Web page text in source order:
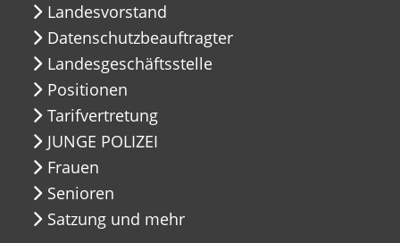
Landesvorstand
Datenschutzbeauftragter
Landesgeschäftsstelle
Positionen
Tarifvertretung
JUNGE POLIZEI
Frauen
Senioren
Satzung und mehr